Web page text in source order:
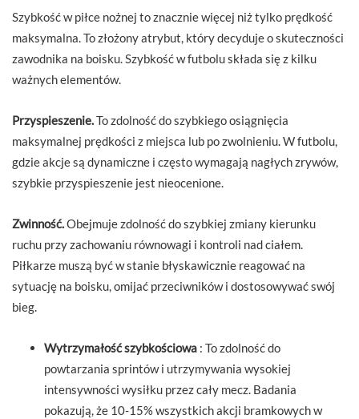
Szybkość w piłce nożnej to znacznie więcej niż tylko prędkość
maksymalna. To złożony atrybut, który decyduje o skuteczności
zawodnika na boisku. Szybkość w futbolu składa się z kilku
ważnych elementów.
Przyspieszenie.To zdolność do szybkiego osiągnięcia
maksymalnej prędkości z miejsca lub po zwolnieniu. W futbolu,
gdzie akcje są dynamiczne i często wymagają nagłych zrywów,
szybkie przyspieszenie jest nieocenione.
Zwinność.Obejmuje zdolność do szybkiej zmiany kierunku
ruchu przy zachowaniu równowagi i kontroli nad ciałem.
Piłkarze muszą być w stanie błyskawicznie reagować na
sytuację na boisku, omijać przeciwników i dostosowywać swój
bieg.
Wytrzymałość szybkościowa : To zdolność do
powtarzania sprintów i utrzymywania wysokiej
intensywności wysiłku przez cały mecz. Badania
pokazują, że 10-15% wszystkich akcji bramkowych w